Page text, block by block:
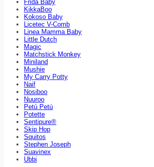
Frida Baby
KikkaBoo
Kokoso Baby
Licetec V-Comb
Linea Mamma Baby
Little Dutch
Magic
Matchstick Monkey
Miniland
Mushie
My Carry Potty
Naif
Nosiboo
Nuuroo
Petú Petú
Potette
Sentipure®
Skip Hop
Squitos
Stephen Joseph
Suavinex
Ubbi